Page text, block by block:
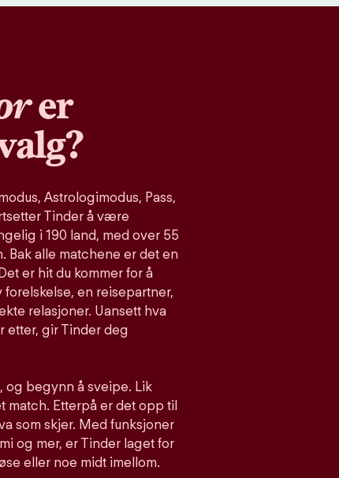
er
Astrologimodus, Pass,
Tinder å være
i 190 land, med over 55
Bak alle matchene er det en
er hit du kommer for å
en reisepartner,
relasjoner. Uansett hva
etter, gir Tinder deg
begynn å sveipe. Lik
match. Etterpå er det opp til
som skjer. Med funksjoner
og mer, er Tinder laget for
eller noe midt imellom.